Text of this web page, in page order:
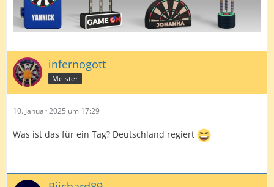
infernogott
Meister
10. Januar 2025 um 17:29
Was ist das für ein Tag? Deutschland regiert